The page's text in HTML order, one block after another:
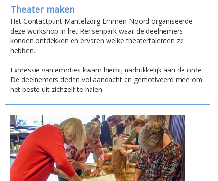
Theater maken
Het Contactpunt Mantelzorg Emmen-Noord organiseerde
deze workshop in het Rensenpark waar de deelnemers
konden ontdekken en ervaren welke theatertalenten ze
hebben.
Expressie van emoties kwam hierbij nadrukkelijk aan de orde.
De deelnemers deden vol aandacht en gemotiveerd mee om
het beste uit zichzelf te halen.